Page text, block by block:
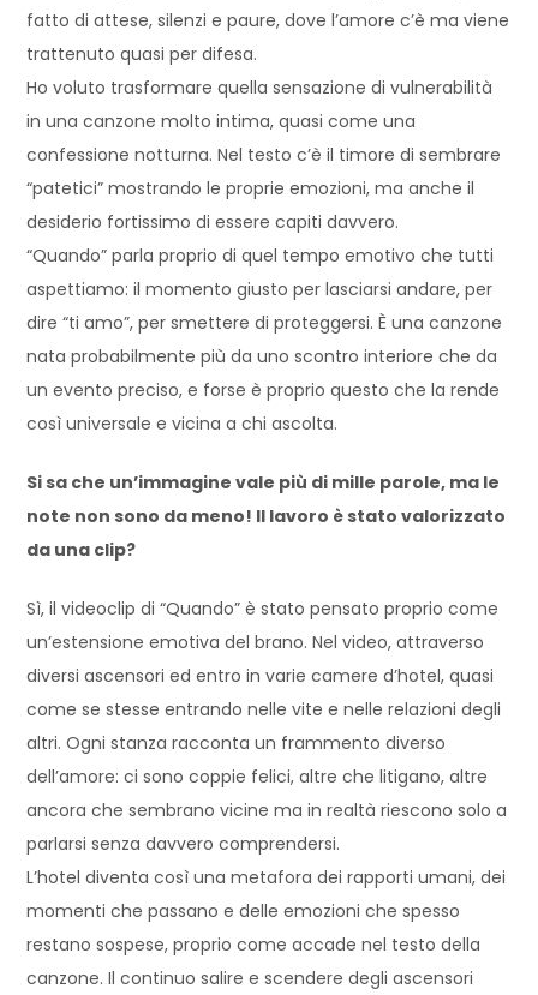
fatto di attese, silenzi e paure, dove l’amore c’è ma viene
trattenuto quasi per difesa.
Ho voluto trasformare quella sensazione di vulnerabilità
in una canzone molto intima, quasi come una
confessione notturna. Nel testo c’è il timore di sembrare
“patetici” mostrando le proprie emozioni, ma anche il
desiderio fortissimo di essere capiti davvero.
“Quando” parla proprio di quel tempo emotivo che tutti
aspettiamo: il momento giusto per lasciarsi andare, per
dire “ti amo”, per smettere di proteggersi. È una canzone
nata probabilmente più da uno scontro interiore che da
un evento preciso, e forse è proprio questo che la rende
così universale e vicina a chi ascolta.
Si sa che un’immagine vale più di mille parole, ma le
note non sono da meno! Il lavoro è stato valorizzato
da una clip?
Sì, il videoclip di “Quando” è stato pensato proprio come
un’estensione emotiva del brano. Nel video, attraverso
diversi ascensori ed entro in varie camere d’hotel, quasi
come se stesse entrando nelle vite e nelle relazioni degli
altri. Ogni stanza racconta un frammento diverso
dell’amore: ci sono coppie felici, altre che litigano, altre
ancora che sembrano vicine ma in realtà riescono solo a
parlarsi senza davvero comprendersi.
L’hotel diventa così una metafora dei rapporti umani, dei
momenti che passano e delle emozioni che spesso
restano sospese, proprio come accade nel testo della
canzone. Il continuo salire e scendere degli ascensori